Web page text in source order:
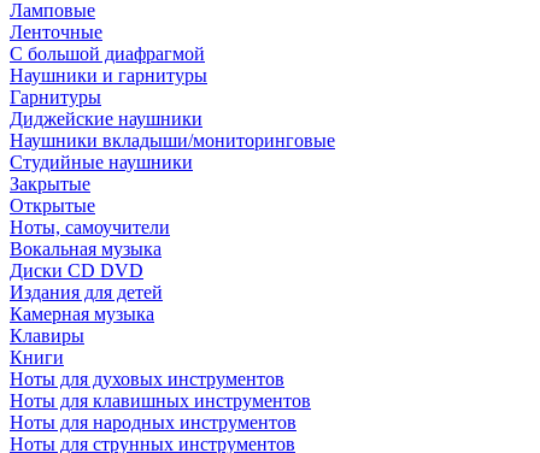
Ламповые
Ленточные
С большой диафрагмой
Наушники и гарнитуры
Гарнитуры
Диджейские наушники
Наушники вкладыши/мониторинговые
Студийные наушники
Закрытые
Открытые
Ноты, самоучители
Вокальная музыка
Диски CD DVD
Издания для детей
Камерная музыка
Клавиры
Книги
Ноты для духовых инструментов
Ноты для клавишных инструментов
Ноты для народных инструментов
Ноты для струнных инструментов